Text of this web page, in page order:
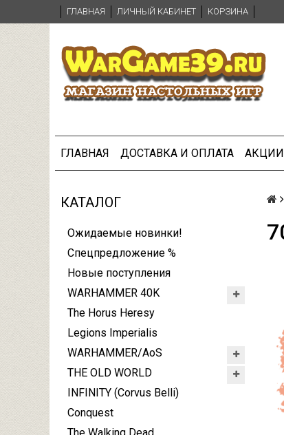
ГЛАВНАЯ ЛИЧНЫЙ КАБИНЕТ КОРЗИНА
ГЛАВНАЯ ДОСТАВКА И ОПЛАТА
КАТАЛОГ
Ожидаемые новинки!
Спецпредложение %
Новые поступления
WARHAMMER 40K
The Horus Heresy
Legions Imperialis
WARHAMMER/AoS
THE OLD WORLD
INFINITY (Corvus Belli)
Conquest